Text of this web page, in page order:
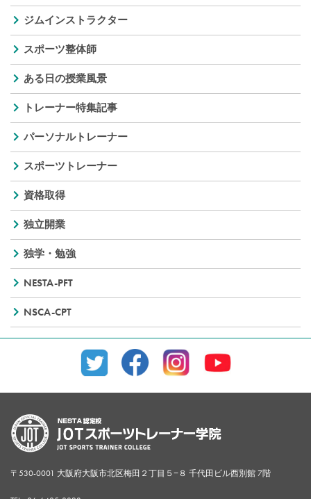
ジムインストラクター
スポーツ整体師
ある日の授業風景
トレーナー特集記事
パーソナルトレーナー
スポーツトレーナー
資格取得
独立開業
独学・勉強
NESTA-PFT
NSCA-CPT
〒530-0001 大阪府大阪市北区梅田２丁目５−８ 千代田ビル西別館 7階